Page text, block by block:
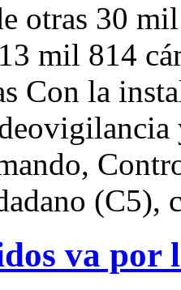
otras 30
mil 814
Con la
va por